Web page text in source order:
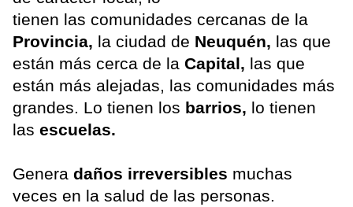
tienen las comunidades cercanas de la
Provincia, la ciudad de Neuquén, las que
están más cerca de la Capital, las que
están más alejadas, las comunidades más
grandes. Lo tienen los barrios, lo tienen
las escuelas.
Genera daños irreversibles muchas
veces en la salud de las personas.